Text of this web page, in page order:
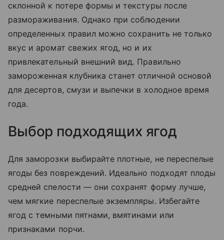
склонной к потере формы и текстуры после
размораживания. Однако при соблюдении
определенных правил можно сохранить не только
вкус и аромат свежих ягод, но и их
привлекательный внешний вид. Правильно
замороженная клубника станет отличной основой
для десертов, смузи и выпечки в холодное время
года.
Выбор подходящих ягод
Для заморозки выбирайте плотные, не переспелые
ягоды без повреждений. Идеально подходят плоды
средней спелости — они сохранят форму лучше,
чем мягкие переспелые экземпляры. Избегайте
ягод с темными пятнами, вмятинами или
признаками порчи.